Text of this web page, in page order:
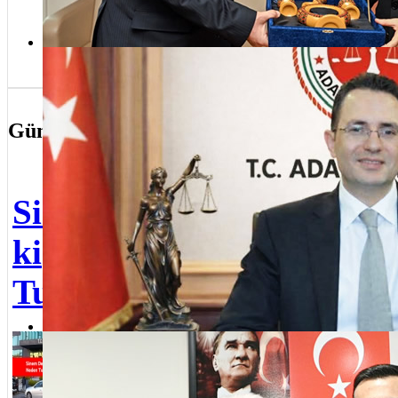
Adalet Bakan Yardımcımızın Üsküdarlılara selamı var
Sedat Ayyıldız Adalet Bakan Yardımcılığı’na atandı
Güncel Olaylar
Sinem Dedetaş ve 3
kişi Neden
Tutuklandı?
İstanbul